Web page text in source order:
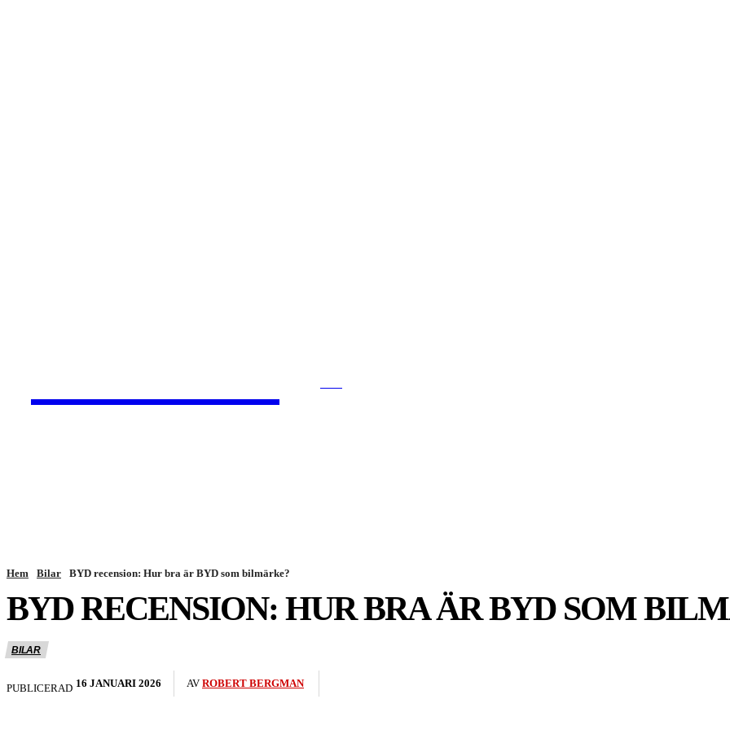
Hem Bilar BYD recension: Hur bra är BYD som bilmärke?
BYD RECENSION: HUR BRA ÄR BYD SOM
BILAR
PUBLICERAD 16 JANUARI 2026 AV ROBERT BERGMAN